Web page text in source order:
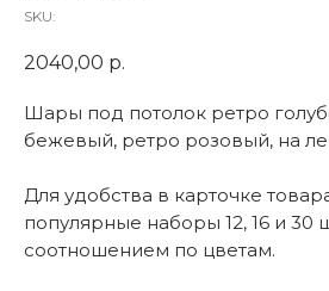
SKU:
2040,00 р.
Шары под потолок ретро
бежевый, ретро розовый, на
Для удобства в карточке
популярные наборы 12, 16 и 30
соотношением по цветам.